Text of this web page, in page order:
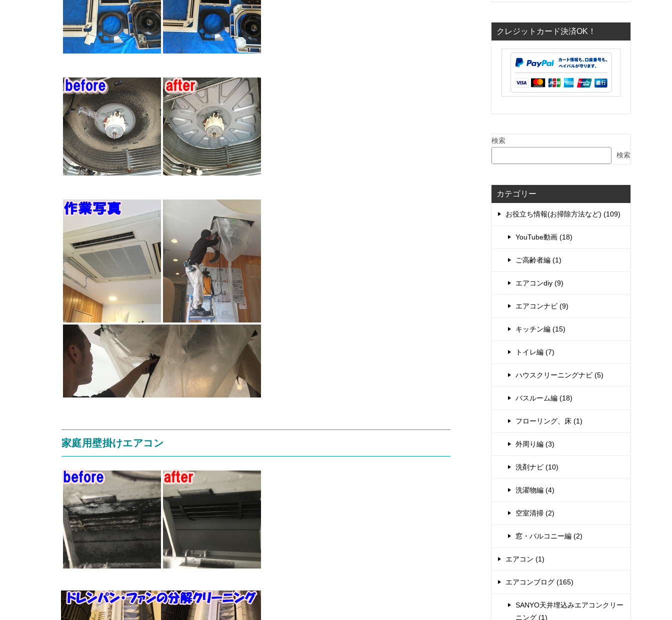
家庭用壁掛けエアコン
クレジットカード決済OK！
検索
検索
カテゴリー
お役立ち情報(お掃除方法など) (109)
YouTube動画 (18)
ご高齢者編 (1)
エアコンdiy (9)
エアコンナビ (9)
キッチン編 (15)
トイレ編 (7)
ハウスクリーニングナビ (5)
バスルーム編 (18)
フローリング、床 (1)
外周り編 (3)
洗剤ナビ (10)
洗濯物編 (4)
空室清掃 (2)
窓・バルコニー編 (2)
エアコン (1)
エアコンブログ (165)
SANYO天井埋込みエアコンクリー
ニング (1)